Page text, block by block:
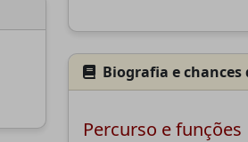
Biografia e chances
Percurso e funções
Apoie a CatéGPT